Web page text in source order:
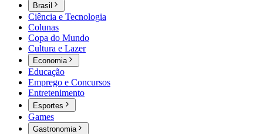
Brasil
Ciência e Tecnologia
Colunas
Copa do Mundo
Cultura e Lazer
Economia
Educação
Emprego e Concursos
Entretenimento
Esportes
Games
Gastronomia